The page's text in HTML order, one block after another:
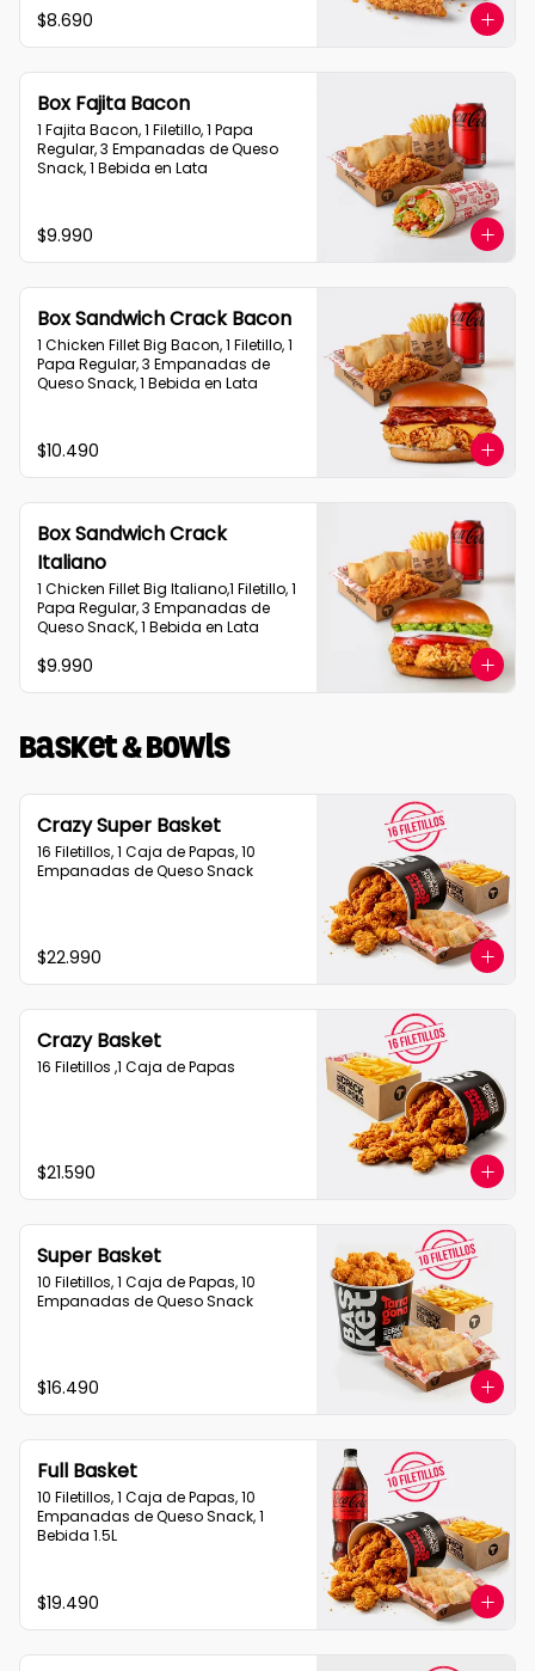
$8.690
Box Fajita Bacon
1 Fajita Bacon, 1 Filetillo, 1 Papa
Regular, 3 Empanadas de Queso
Snack, 1 Bebida en Lata
$9.990
Box Sandwich Crack Bacon
1 Chicken Fillet Big Bacon, 1 Filetillo, 1
Papa Regular, 3 Empanadas de
Queso Snack, 1 Bebida en Lata
$10.490
Box Sandwich Crack
Italiano
1 Chicken Fillet Big Italiano,1 Filetillo, 1
Papa Regular, 3 Empanadas de
Queso SnacK, 1 Bebida en Lata
$9.990
Basket & Bowls
Crazy Super Basket
16 Filetillos, 1 Caja de Papas, 10
Empanadas de Queso Snack
$22.990
Crazy Basket
16 Filetillos ,1 Caja de Papas
$21.590
Super Basket
10 Filetillos, 1 Caja de Papas, 10
Empanadas de Queso Snack
$16.490
Full Basket
10 Filetillos, 1 Caja de Papas, 10
Empanadas de Queso Snack, 1
Bebida 1.5L
$19.490